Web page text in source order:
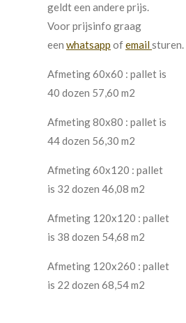
geldt een andere prijs.
Voor prijsinfo graag
een whatsapp ofemail
Afmeting 60x60 : pallet is
40 dozen 57,60 m2
Afmeting 80x80 : pallet is
44 dozen 56,30 m2
Afmeting 60x120 : pallet
is 32 dozen 46,08 m2
Afmeting 120x120 : pallet
is 38 dozen 54,68 m2
Afmeting 120x260 : pallet
is 22 dozen 68,54 m2